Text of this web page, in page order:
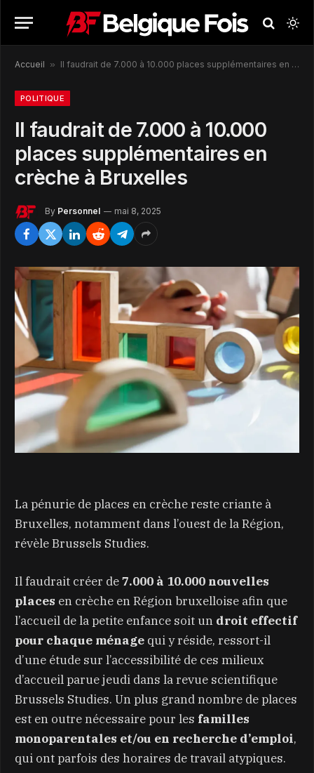
Accueil » Il faudrait de 7.000 à 10.000 places supplémentaires en crèche à Bruxelles
POLITIQUE
Il faudrait de 7.000 à 10.000
places supplémentaires en
crèche à Bruxelles
By Personnel mai 8, 2025
La pénurie de places en crèche reste criante à
Bruxelles, notamment dans l’ouest de la Région,
révèle Brussels Studies.
Il faudrait créer de7.000 à 10.000 nouvelles
places en crèche en Région bruxelloise afin que
l’accueil de la petite enfance soit un droit effectif
pour chaque ménage qui y réside, ressort-il
d’une étude sur l’accessibilité de ces milieux
d’accueil parue jeudi dans la revue scientifique
Brussels Studies. Un plus grand nombre de places
est en outre nécessaire pour les familles
monoparentales et/ou en recherche d’emploi,
qui ont parfois des horaires de travail atypiques.